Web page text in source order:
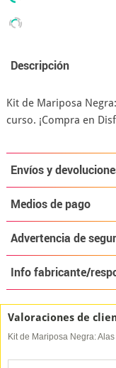
Descripción
Kit de Mariposa
curso. ¡Compra en
Envíos y
Medios de pago
Advertencia de
Info fabricante/
Valoraciones de
Kit de Mariposa Negra: